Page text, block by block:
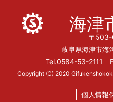
海津
〒
岐阜県海津市海
Tel.0584-53-2111
Copyright (C) 2020
個人情報